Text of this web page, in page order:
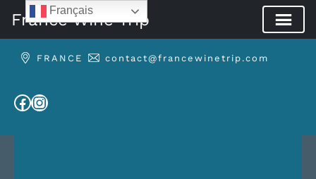
France Wine Trip
FRANCE contact@francewinetrip.com
Facebook
Instagram
Français